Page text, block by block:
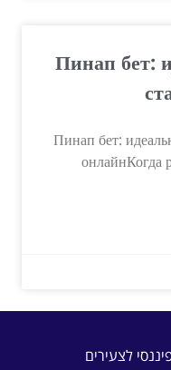
Пинап бет:
Пинап бет:
онлайнКогда
לצעירים